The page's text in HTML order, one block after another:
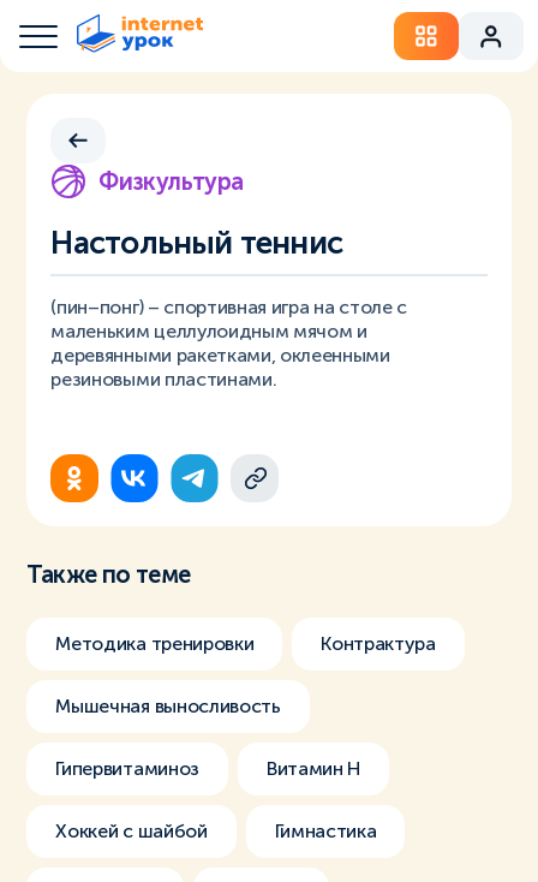
Физкультура
Настольный теннис
(пин–понг) – спортивная игра на столе с
маленьким целлулоидным мячом и
деревянными ракетками, оклеенными
резиновыми пластинами.
Также по теме
Методика тренировки Контрактура
Мышечная выносливость
Гипервитаминоз Витамин Н
Хоккей с шайбой Гимнастика